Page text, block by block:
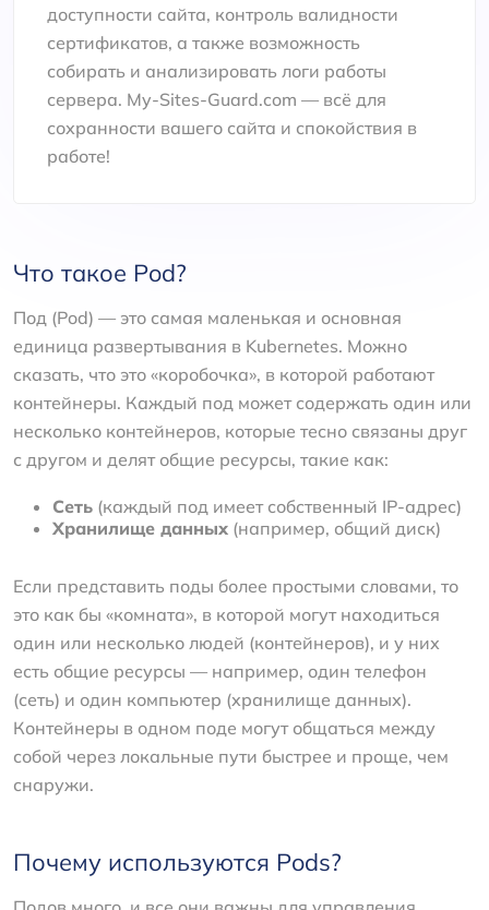
доступности сайта, контроль валидности
сертификатов, а также возможность
собирать и анализировать логи работы
сервера. My-Sites-Guard.com — всё для
сохранности вашего сайта и спокойствия в
работе!
Что такое Pod?
Под (Pod) — это самая маленькая и основная
единица развертывания в Kubernetes. Можно
сказать, что это «коробочка», в которой работают
контейнеры. Каждый под может содержать один или
несколько контейнеров, которые тесно связаны друг
с другом и делят общие ресурсы, такие как:
Сеть (каждый под имеет собственный IP-адрес)
Хранилище данных (например, общий диск)
Если представить поды более простыми словами, то
это как бы «комната», в которой могут находиться
один или несколько людей (контейнеров), и у них
есть общие ресурсы — например, один телефон
(сеть) и один компьютер (хранилище данных).
Контейнеры в одном поде могут общаться между
собой через локальные пути быстрее и проще, чем
снаружи.
Почему используются Pods?